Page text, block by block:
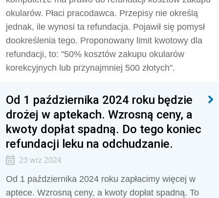
okularów. Płaci pracodawca. Przepisy nie określą
jednak, ile wynosi ta refundacja. Pojawił się pomysł
dookreślenia tego. Proponowany limit kwotowy dla
refundacji, to: "50% kosztów zakupu okularów
korekcyjnych lub przynajmniej 500 złotych".
Od 1 października 2024 roku będzie
drożej w aptekach. Wzrosną ceny, a
kwoty dopłat spadną. Do tego koniec
refundacji leku na odchudzanie.
23 wrz 2024
Od 1 października 2024 roku zapłacimy więcej w
aptece. Wzrosną ceny, a kwoty dopłat spadną. To